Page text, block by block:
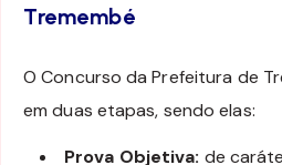
Tremembé
O Concurso da Prefeitura de
em duas etapas, sendo elas:
Prova Objetiva: de